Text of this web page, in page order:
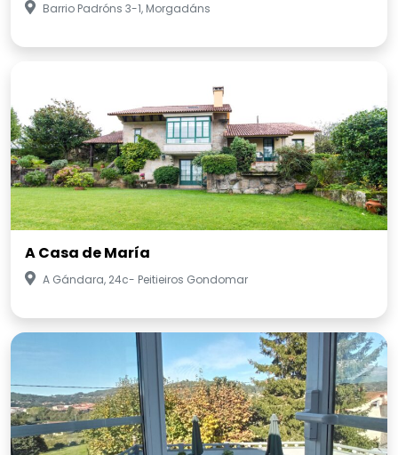
Barrio Padróns 3-1, Morgadáns
A Casa de María
A Gándara, 24c- Peitieiros Gondomar